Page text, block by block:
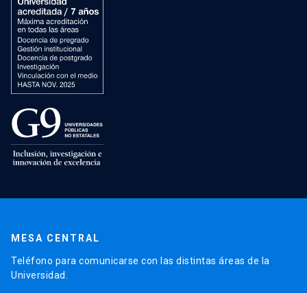
MESA CENTRAL
Teléfono para comunicarse con las distintas áreas de la
Universidad.